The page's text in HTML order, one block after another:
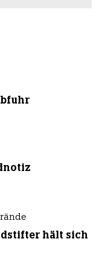
hält sich